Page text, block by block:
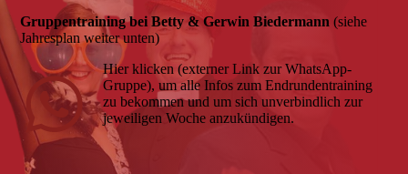
Gruppentraining bei Betty & Gerwin Biedermann (siehe
Jahresplan weiter unten)
Hier klicken (externer Link zur WhatsApp-
Gruppe), um alle Infos zum Endrundentraining
zu bekommen und um sich unverbindlich zur
jeweiligen Woche anzukündigen.